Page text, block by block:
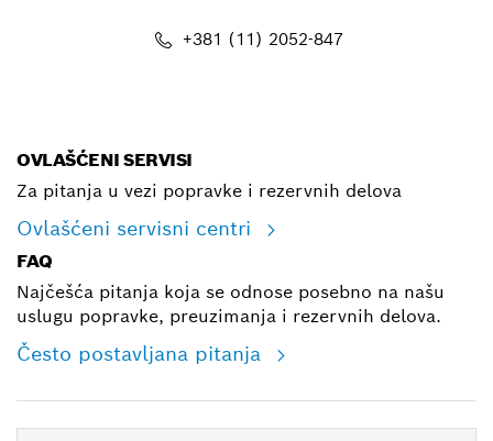
+381 (11) 2052-847
OVLAŠĆENI SERVISI
Za pitanja u vezi popravke i rezervnih delova
Ovlašćeni servisni centri
FAQ
Najčešća pitanja koja se odnose posebno na našu
uslugu popravke, preuzimanja i rezervnih delova.
Često postavljana pitanja